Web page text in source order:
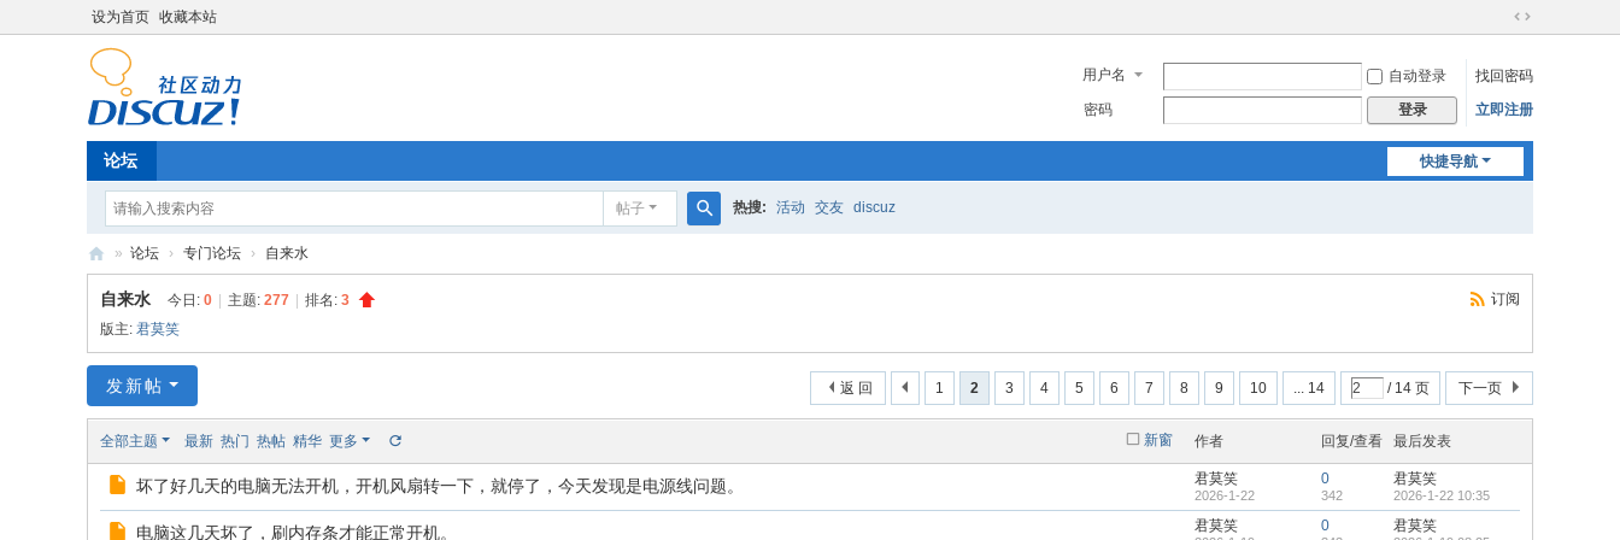
设为首页 收藏本站
切
到
宽
用户名 自动登录
找回密码
密码
登录 立即注册
快捷导航
论坛
帖子
索
热搜: 活动 交友 discuz
霑
个
坛
» 论坛 › 专门论坛 › 自来水
订阅
自来水 今日: 0 主题: 277 排名: 3
版主: 君莫笑
1 2 3 4 5 6 7 8 9 10 ... 14 / 14 页 下一页
返 回
发新帖
新窗
全部主题 最新 热门 热帖 精华 更多 作者 回复/查看 最后发表
坏了好几天的电脑无法开机，开机风扇转一下，就停了，今天发现是电源线问题。 君莫笑
2026-1-22
0
342
君莫笑
2026-1-22 10:35
电脑这几天坏了，刷内存条才能正常开机。 君莫笑 0 君莫笑